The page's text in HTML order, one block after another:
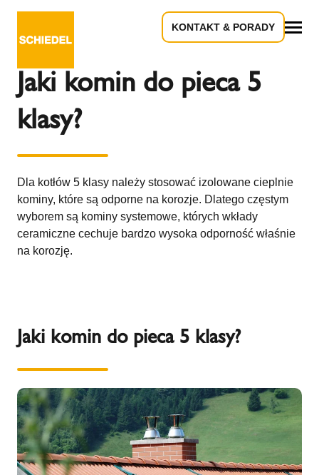
KONTAKT & PORADY
Jaki komin do pieca 5
klasy?
Dla kotłów 5 klasy należy stosować izolowane cieplnie
kominy, które są odporne na korozje. Dlatego częstym
wyborem są kominy systemowe, których wkłady
ceramiczne cechuje bardzo wysoka odporność właśnie
na korozję.
Jaki komin do pieca 5 klasy?